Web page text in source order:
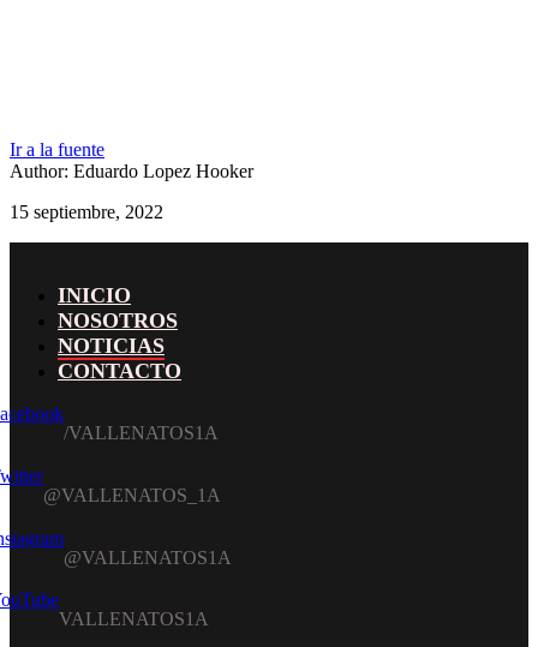
Ir a la fuente
Author: Eduardo Lopez Hooker
15 septiembre, 2022
INICIO
NOSOTROS
NOTICIAS
CONTACTO